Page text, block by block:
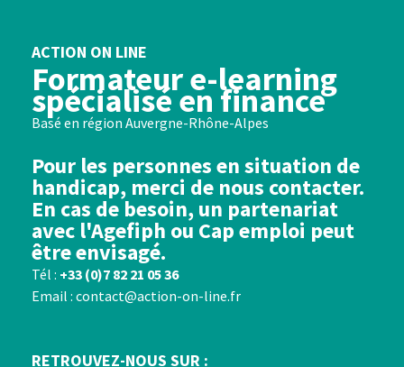
ACTION ON LINE
Formateur e-learning
spécialisé en finance
Basé en région Auvergne-Rhône-Alpes
Pour les personnes en situation de
handicap, merci de nous contacter.
En cas de besoin, un partenariat
avec l'Agefiph ou Cap emploi peut
être envisagé.
Tél : +33 (0)7 82 21 05 36
Email : contact@action-on-line.fr
RETROUVEZ-NOUS SUR :